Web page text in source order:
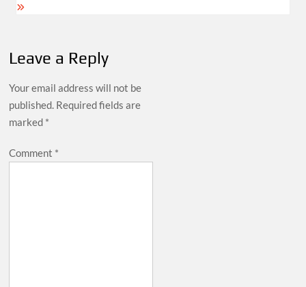
Leave a Reply
Your email address will not be
published. Required fields are
marked *
Comment *